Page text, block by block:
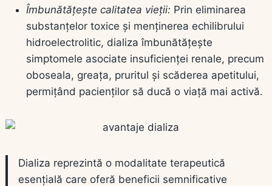
Îmbunătățește calitatea vieții: Prin eliminarea
substanțelor toxice și menținerea echilibrului
hidroelectrolitic, dializa îmbunătățește
simptomele asociate insuficienței renale, precum
oboseala, greața, pruritul și scăderea apetitului,
permițând pacienților să ducă o viață mai activă.
Dializa reprezintă o modalitate terapeutică
esențială care oferă beneficii semnificative